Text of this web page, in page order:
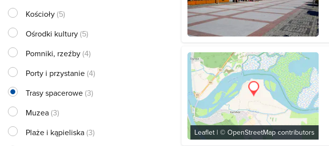
Leaflet | ©OpenStreetMap contributors
Kościoły(5)
Ośrodki kultury(5)
Pomniki, rzeźby(4)
Porty i przystanie(4)
Trasy spacerowe(3)
Muzea(3)
Plaże i kąpieliska(3)